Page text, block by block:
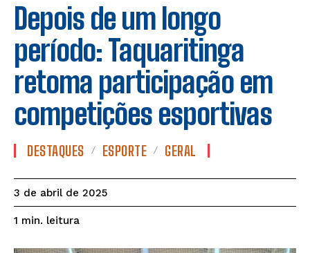
Depois de um longo
período: Taquaritinga
retoma participação em
competições esportivas
DESTAQUES ESPORTE GERAL
3 de abril de 2025
1 min. leitura